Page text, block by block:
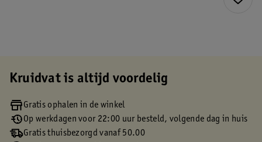
Kruidvat is altijd voordelig
Gratis ophalen in de winkel
Op werkdagen voor 22:00 uur besteld, volgende dag in huis
Gratis thuisbezorgd vanaf 50.00